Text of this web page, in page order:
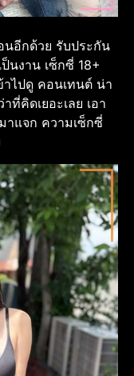
นอีกด้วย รับประกัน
นงาน เซ็กซี่ 18+
าไปดู คอนเทนต์ น่า
ที่คิดเยอะเลย เอา
าแจก ความเซ็กซี่